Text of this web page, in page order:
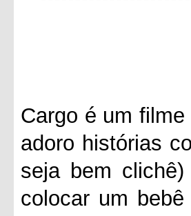
Cargo é um
adoro histórias
seja bem
colocar um